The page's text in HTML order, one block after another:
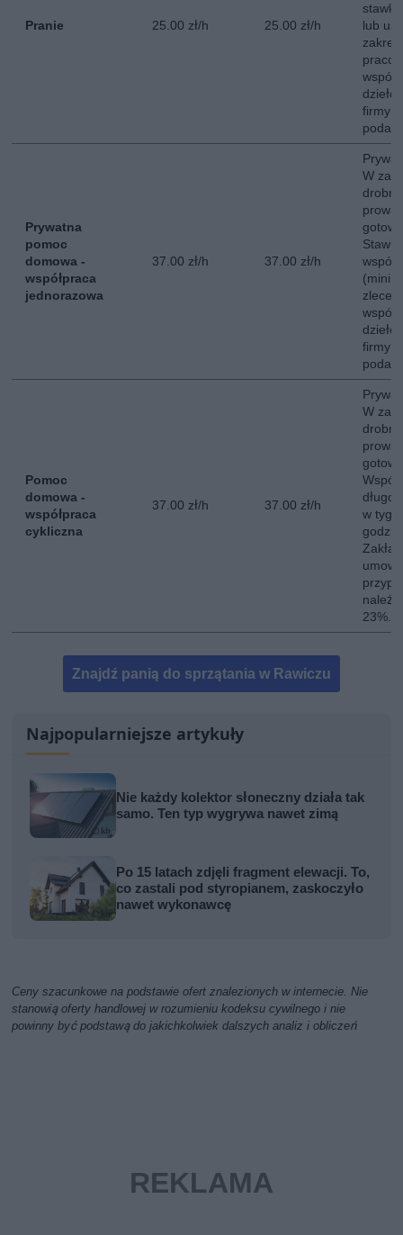
Pranie 25.00 zł/h 25.00 zł/h
stawki
lub
firmy
Prywatna
pomoc
domowa -
współpraca
jednorazowa
37.00 zł/h 37.00 zł/h
W
firmy
Pomoc
domowa -
współpraca
cykliczna
37.00 zł/h 37.00 zł/h
W
w
należy
23%.
Znajdź panią do sprzątania w Rawiczu
Najpopularniejsze artykuły
Nie każdy kolektor słoneczny działa tak
samo. Ten typ wygrywa nawet zimą
Po 15 latach zdjęli fragment elewacji. To,
co zastali pod styropianem, zaskoczyło
nawet wykonawcę
Ceny szacunkowe na podstawie ofert znalezionych w internecie. Nie
stanowią oferty handlowej w rozumieniu kodeksu cywilnego i nie
powinny być podstawą do jakichkolwiek dalszych analiz i obliczeń